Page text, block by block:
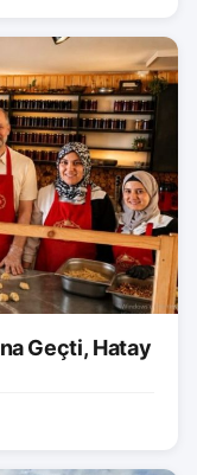
Geçti, Hatay